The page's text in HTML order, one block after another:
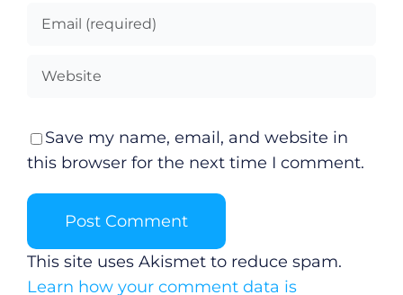
Save my name, email, and website in
this browser for the next time I comment.
This site uses Akismet to reduce spam.
Learn how your comment data is